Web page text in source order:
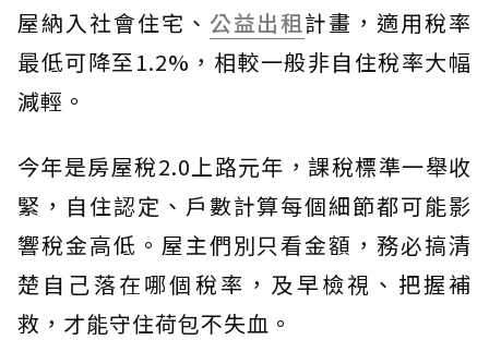
屋納入社會住宅、 公益出租計畫，適用稅率
最低可降至1.2%，相較一般非自住稅率大幅
減輕。
今年是房屋稅2.0上路元年，課稅標準一舉收
緊，自住認定、戶數計算每個細節都可能影
響稅金高低。屋主們別只看金額，務必搞清
楚自己落在哪個稅率，及早檢視、把握補
救，才能守住荷包不失血。